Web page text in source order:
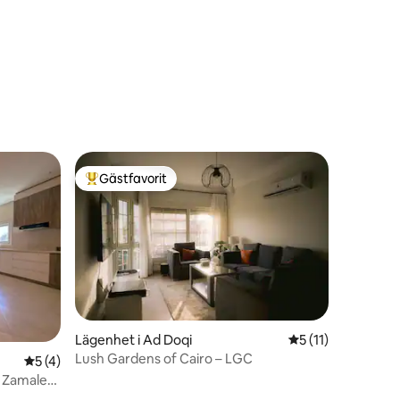
5 av 5 i genomsnittligt betyg, 4 omdömen
5 (4)
Populär gästfavorit
Gästfavorit
Lägenhet i Ad Doqi 5 av 5 i
5 (11)
Lush Gardens of Cairo – LGC